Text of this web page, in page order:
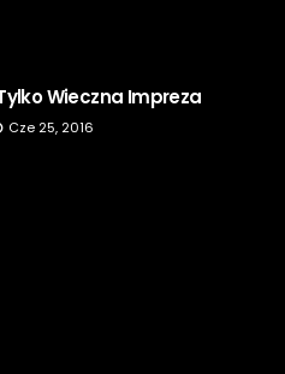
Wieczna Impreza
Cze 25, 2016